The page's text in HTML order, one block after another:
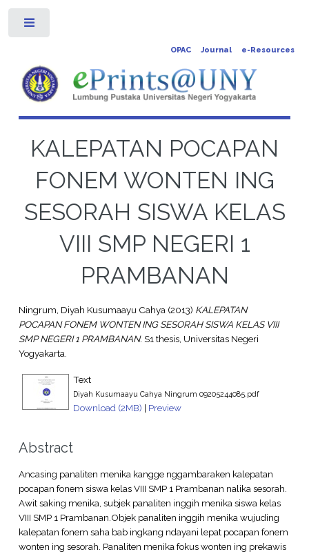
OPAC Journal e-Resources
KALEPATAN POCAPAN
FONEM WONTEN ING
SESORAH SISWA KELAS
VIII SMP NEGERI 1
PRAMBANAN
Ningrum, Diyah Kusumaayu Cahya(2013) KALEPATAN
POCAPAN FONEM WONTEN ING SESORAH SISWA KELAS VIII
SMP NEGERI 1 PRAMBANAN. S1 thesis, Universitas Negeri
Yogyakarta.
Text
Diyah Kusumaayu Cahya Ningrum 09205244085.pdf
Download (2MB) | Preview
Abstract
Ancasing panaliten menika kangge nggambaraken kalepatan
pocapan fonem siswa kelas VIII SMP 1 Prambanan nalika sesorah.
Awit saking menika, subjek panaliten inggih menika siswa kelas
VIII SMP 1 Prambanan.Objek panaliten inggih menika wujuding
kalepatan fonem saha bab ingkang ndayani lepat pocapan fonem
wonten ing sesorah. Panaliten menika fokus wonten ing prekawis